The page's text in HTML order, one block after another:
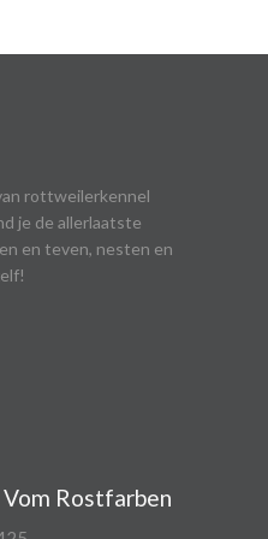
rottweilerkennel
je de allerlaatste
en teven, nesten en
Rostfarben